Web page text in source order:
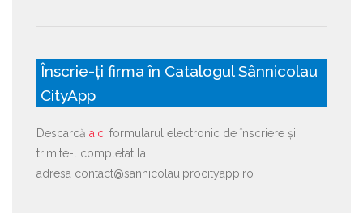
Înscrie-ți firma în Catalogul Sânnicolau
CityApp
Descarcă aici formularul electronic de înscriere și
trimite-l completat la
adresa contact@sannicolau.procityapp.ro